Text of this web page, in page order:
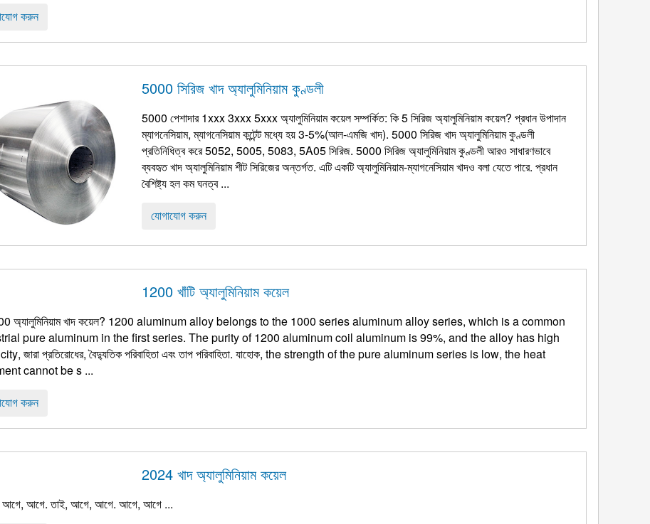
করুন
5000 সিরিজ খাদ অ্যালুমিনিয়াম কুণ্ডলী
5000 পেশাদার 1xxx 3xxx 5xxx অ্যালুমিনিয়াম কয়েল সম্পর্কিত: কি 5 সিরিজ অ্যালুমিনিয়াম কয়েল? প্রধান উপাদান
ম্যাগনেসিয়াম, ম্যাগনেসিয়াম কন্টেন্ট মধ্যে হয় 3-5%(আল-এমজি খাদ). 5000 সিরিজ খাদ অ্যালুমিনিয়াম কুণ্ডলী
প্রতিনিধিত্ব করে 5052, 5005, 5083, 5A05 সিরিজ. 5000 সিরিজ অ্যালুমিনিয়াম কুণ্ডলী আরও সাধারণভাবে
ব্যবহৃত খাদ অ্যালুমিনিয়াম শীট সিরিজের অন্তর্গত. এটি একটি অ্যালুমিনিয়াম-ম্যাগনেসিয়াম খাদও বলা যেতে পারে. প্রধান
বৈশিষ্ট্য হল কম ঘনত্ব ...
যোগাযোগ করুন
1200 খাঁটি অ্যালুমিনিয়াম কয়েল
অ্যালুমিনিয়াম খাদ কয়েল? 1200 aluminum alloy belongs to the 1000 series aluminum alloy series, which is a common
pure aluminum in the first series. The purity of1200 aluminum coil aluminum is99%, and the alloy has high
, জারা প্রতিরোধের, বৈদ্যুতিক পরিবাহিতা এবং তাপ পরিবাহিতা. যাহোক, the strength of the pure aluminum series is low, the heat
cannot be s ...
করুন
2024 খাদ অ্যালুমিনিয়াম কয়েল
আগে. তাই, আগে, আগে. আগে, আগে ...